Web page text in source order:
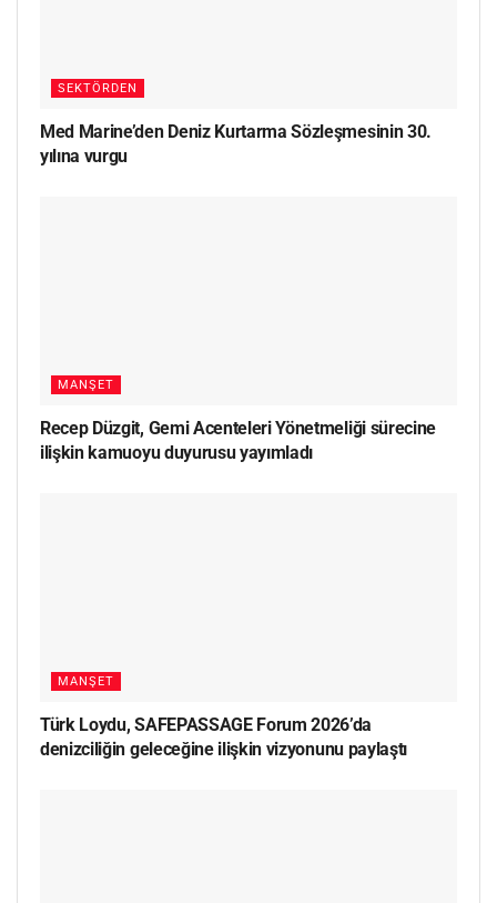
SEKTÖRDEN
Med Marine’den Deniz Kurtarma Sözleşmesinin 30.
yılına vurgu
MANŞET
Recep Düzgit, Gemi Acenteleri Yönetmeliği sürecine
ilişkin kamuoyu duyurusu yayımladı
MANŞET
Türk Loydu, SAFEPASSAGE Forum 2026’da
denizciliğin geleceğine ilişkin vizyonunu paylaştı